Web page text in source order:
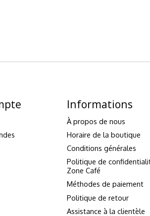
Informations
À propos de nous
Horaire de la boutique
Conditions générales
Politique de
Zone Café
Méthodes de paiement
Politique de retour
Assistance à la clientèle